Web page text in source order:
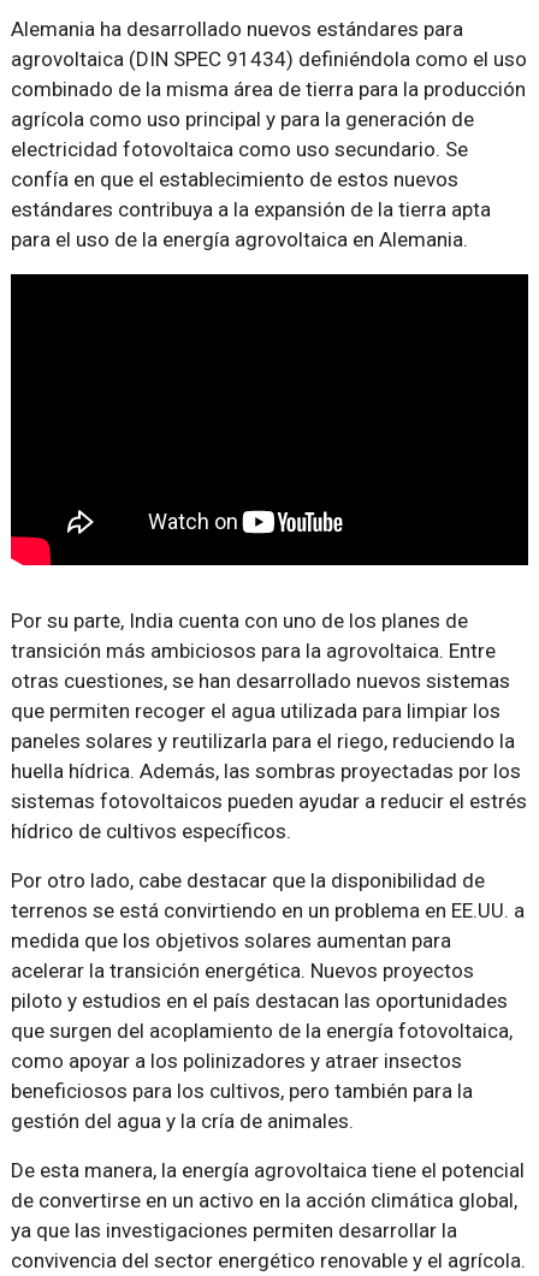
Alemania ha desarrollado nuevos estándares para
agrovoltaica (DIN SPEC 91434) definiéndola como el uso
combinado de la misma área de tierra para la producción
agrícola como uso principal y para la generación de
electricidad fotovoltaica como uso secundario. Se
confía en que el establecimiento de estos nuevos
estándares contribuya a la expansión de la tierra apta
para el uso de la energía agrovoltaica en Alemania.
Por su parte, India cuenta con uno de los planes de
transición más ambiciosos para la agrovoltaica. Entre
otras cuestiones, se han desarrollado nuevos sistemas
que permiten recoger el agua utilizada para limpiar los
paneles solares y reutilizarla para el riego, reduciendo la
huella hídrica. Además, las sombras proyectadas por los
sistemas fotovoltaicos pueden ayudar a reducir el estrés
hídrico de cultivos específicos.
Por otro lado, cabe destacar que la disponibilidad de
terrenos se está convirtiendo en un problema en EE.UU. a
medida que los objetivos solares aumentan para
acelerar la transición energética. Nuevos proyectos
piloto y estudios en el país destacan las oportunidades
que surgen del acoplamiento de la energía fotovoltaica,
como apoyar a los polinizadores y atraer insectos
beneficiosos para los cultivos, pero también para la
gestión del agua y la cría de animales.
De esta manera, la energía agrovoltaica tiene el potencial
de convertirse en un activo en la acción climática global,
ya que las investigaciones permiten desarrollar la
convivencia del sector energético renovable y el agrícola.